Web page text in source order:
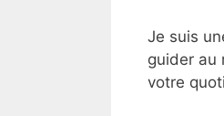
Je suis
guider au
votre